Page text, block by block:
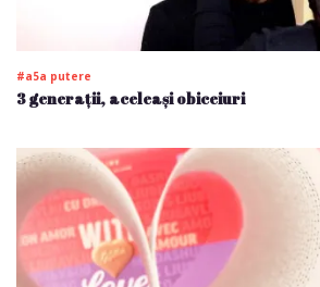
#a5a putere
3 generații, aceleași obiceiuri